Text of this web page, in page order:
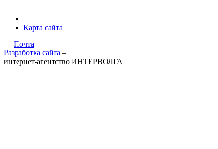
Карта сайта
Почта
Разработка сайта –
интернет-агентство ИНТЕРВОЛГА